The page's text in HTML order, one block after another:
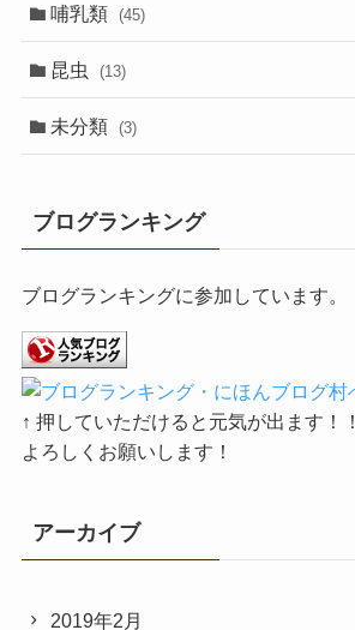
哺乳類 (45)
昆虫 (13)
未分類 (3)
ブログランキング
ブログランキングに参加しています。
↑ 押していただけると元気が出ます！！
よろしくお願いします！
アーカイブ
2019年2月